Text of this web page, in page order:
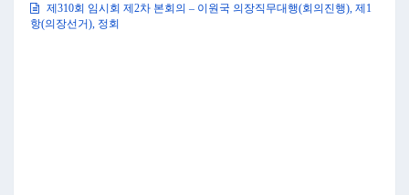
제310회 임시회 제2차 본회의 – 이원국 의장직무대행(회의진행), 제1
항(의장선거), 정회